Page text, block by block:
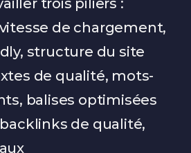
trois piliers :
vitesse de chargement,
structure du site
de qualité, mots-
balises optimisées
backlinks de qualité,